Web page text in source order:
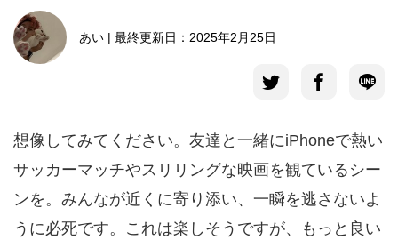
あい | 最終更新日：2025年2月25日
想像してみてください。友達と一緒にiPhoneで熱い
サッカーマッチやスリリングな映画を観ているシー
ンを。みんなが近くに寄り添い、一瞬を逃さないよ
うに必死です。これは楽しそうですが、もっと良い